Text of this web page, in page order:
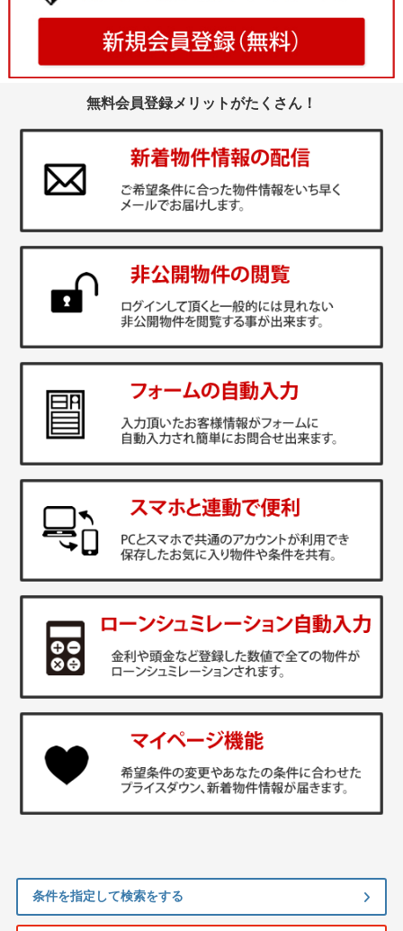
無料会員登録メリットがたくさん！
条件を指定して検索をする